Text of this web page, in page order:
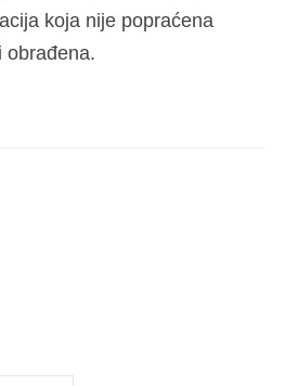
koja nije popraćena
obrađena.